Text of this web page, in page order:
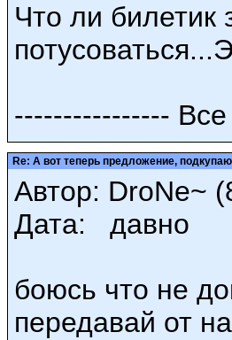
Что ли билетик
---------------- Все
Re: А вот теперь предложение,
Автор: DroNe~
Дата: давно
боюсь что не
передавай от